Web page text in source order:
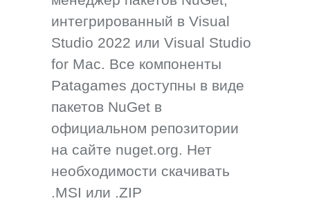
интегрированный в Visual
Studio 2022 или Visual Studio
for Mac. Все компоненты
Patagames доступны в виде
пакетов NuGet в
официальном репозитории
на сайте nuget.org. Нет
необходимости скачивать
.MSI или .ZIP